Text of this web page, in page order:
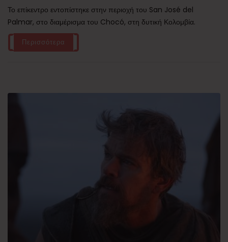
Το επίκεντρο εντοπίστηκε στην περιοχή του San José del
Palmar, στο διαμέρισμα του Chocó, στη δυτική Κολομβία.
Περισσότερα